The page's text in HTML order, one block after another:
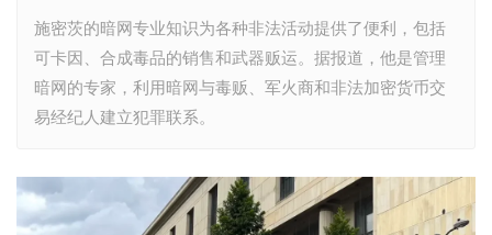
施密茨的暗网专业知识为各种非法活动提供了便利，包括
可卡因、合成毒品的销售和武器贩运。据报道，他是管理
暗网的专家，利用暗网与毒贩、军火商和非法加密货币交
易经纪人建立犯罪联系。